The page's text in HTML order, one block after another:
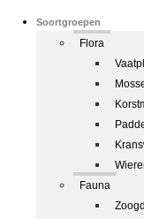
Soortgroepen
Flora
Fauna